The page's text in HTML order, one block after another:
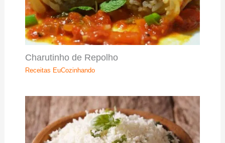
Charutinho de Repolho
Receitas EuCozinhando